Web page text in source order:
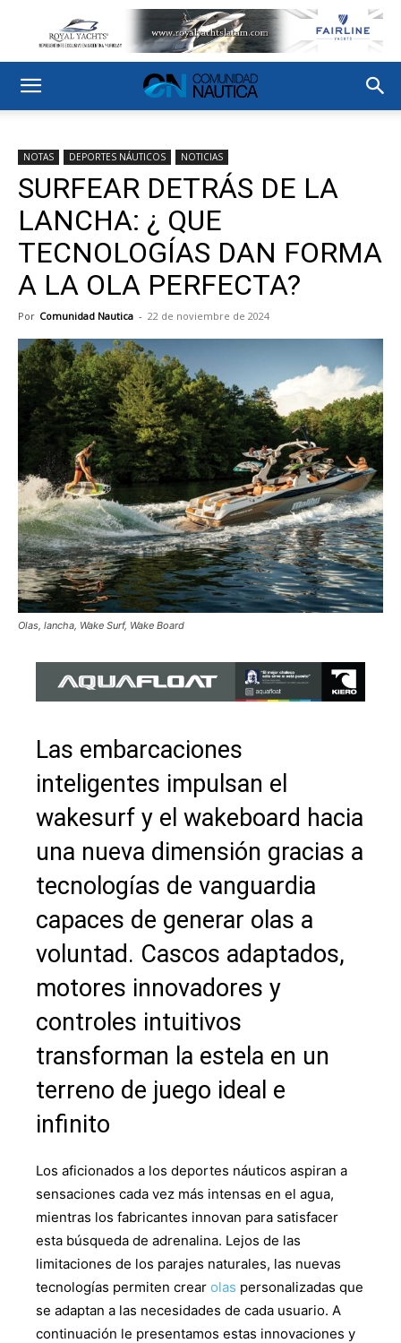
NOTAS DEPORTES NÁUTICOS NOTICIAS
SURFEAR DETRÁS DE LA
LANCHA: ¿ QUE
TECNOLOGÍAS DAN FORMA
A LA OLA PERFECTA?
Por Comunidad Nautica - 22 de noviembre de 2024
Olas, lancha, Wake Surf, Wake Board
Las embarcaciones
inteligentes impulsan el
wakesurf y el wakeboard hacia
una nueva dimensión gracias a
tecnologías de vanguardia
capaces de generar olas a
voluntad. Cascos adaptados,
motores innovadores y
controles intuitivos
transforman la estela en un
terreno de juego ideal e
infinito
Los aficionados a los deportes náuticos aspiran a
sensaciones cada vez más intensas en el agua,
mientras los fabricantes innovan para satisfacer
esta búsqueda de adrenalina. Lejos de las
limitaciones de los parajes naturales, las nuevas
tecnologías permiten crear olas personalizadas que
se adaptan a las necesidades de cada usuario. A
continuación le presentamos estas innovaciones y